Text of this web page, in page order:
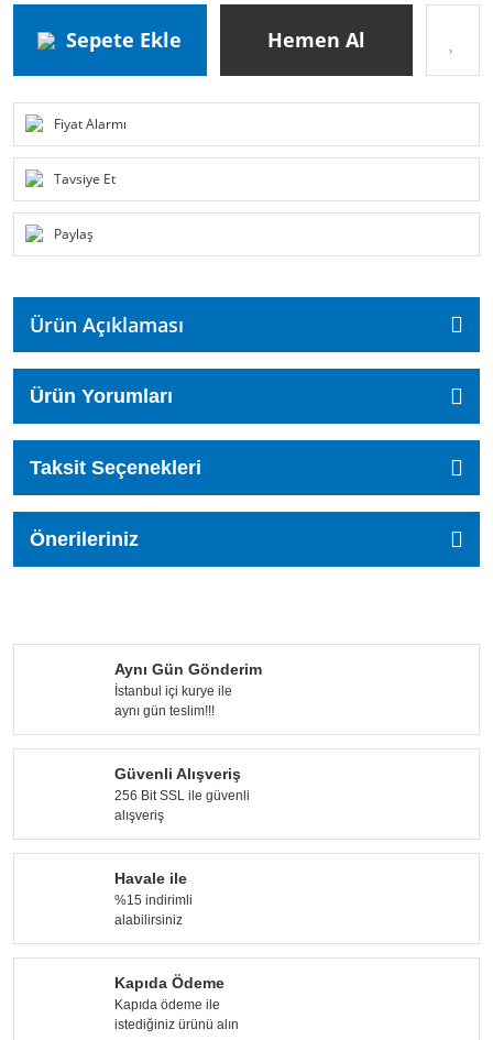
Sepete Ekle Hemen Al
Fiyat Alarmı
Tavsiye Et
Paylaş
Ürün Açıklaması
Ürün Yorumları
Taksit Seçenekleri
Önerileriniz
Aynı Gün Gönderim
İstanbul içi kurye ile
aynı gün teslim!!!
Güvenli Alışveriş
256 Bit SSL ile güvenli
alışveriş
Havale ile
%15 indirimli
alabilirsiniz
Kapıda Ödeme
Kapıda ödeme ile
istediğiniz ürünü alın